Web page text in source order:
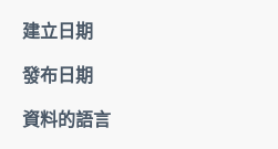
建立日期
發布日期
資料的語言